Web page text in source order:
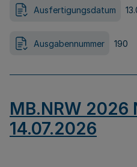
Ausfertigungsdatum
Ausgabennummer 190
MB.NRW 2026
14.07.2026